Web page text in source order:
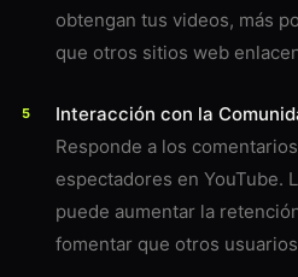
obtengan tus videos, más
que otros sitios web
Interacción con la
Responde a los
espectadores en YouTube.
puede aumentar la
fomentar que otros